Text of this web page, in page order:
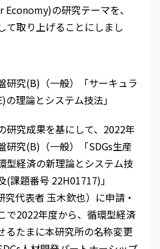
Economy)の研究テーマを、
て取り上げることにしまし
究(B)（一般）「サーキュラ
の理論とシステム技法」
究成果を基にして、2022年
究(B)（一般）「SDGs生産
型経済の新理論とシステム技
課題番号 22H01717)」
究代表者 玉木欽也）に申請・
で2022年度から、循環型経済
るたまに本研究所の名称変更